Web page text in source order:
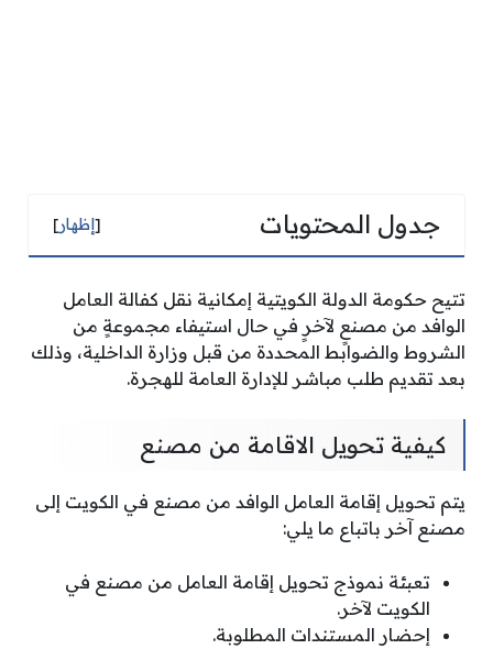
جدول المحتويات [إظهار]
تتيح حكومة الدولة الكويتية إمكانية نقل كفالة العامل
الوافد من مصنعٍ لآخرٍ في حال استيفاء مجموعةٍ من
الشروط والضوابط المحددة من قبل وزارة الداخلية، وذلك
بعد تقديم طلب مباشر للإدارة العامة للهجرة.
كيفية تحويل الاقامة من مصنع
يتم تحويل إقامة العامل الوافد من مصنع في الكويت إلى
مصنع آخر باتباع ما يلي:
تعبئة نموذج تحويل إقامة العامل من مصنع في
الكويت لآخر.
إحضار المستندات المطلوبة.